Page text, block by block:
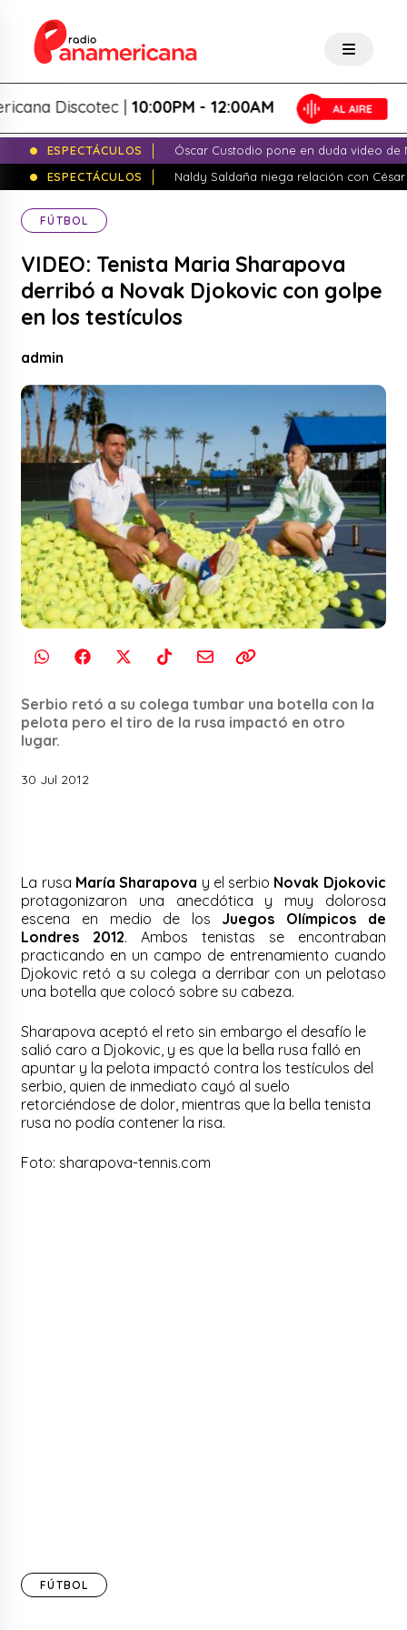
Discotec |10:00PM - 12:00AM
ESPECTÁCULOS
Óscar Custodio pone en duda video de
ESPECTÁCULOS
Naldy Saldaña niega relación con
FÚTBOL
VIDEO: Tenista Maria Sharapova
derribó a Novak Djokovic con golpe
en los testículos
admin
Serbio retó a su colega tumbar una botella con la
pelota pero el tiro de la rusa impactó en otro
lugar.
30 Jul 2012
La rusa María Sharapova y el serbio Novak Djokovic
protagonizaron una anecdótica y muy dolorosa
escena en medio de los Juegos Olímpicos de
Londres 2012. Ambos tenistas se encontraban
practicando en un campo de entrenamiento cuando
Djokovic retó a su colega a derribar con un pelotaso
una botella que colocó sobre su cabeza.
Sharapova aceptó el reto sin embargo el desafío le
salió caro a Djokovic, y es que la bella rusa falló en
apuntar y la pelota impactó contra los testículos del
serbio, quien de inmediato cayó al suelo
retorciéndose de dolor, mientras que la bella tenista
rusa no podía contener la risa.
Foto: sharapova-tennis.com
FÚTBOL